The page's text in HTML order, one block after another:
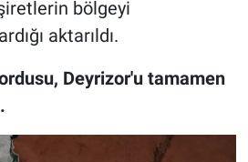
bölgeyi
aktarıldı.
Deyrizor'u tamamen